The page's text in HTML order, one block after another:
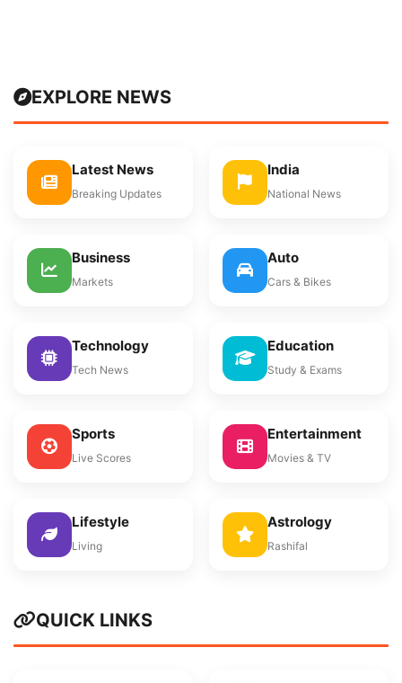
EXPLORE NEWS
Latest News
Breaking Updates
India
National News
Business
Markets
Auto
Cars & Bikes
Technology
Tech News
Education
Study & Exams
Sports
Live Scores
Entertainment
Movies & TV
Lifestyle
Living
Astrology
Rashifal
QUICK LINKS